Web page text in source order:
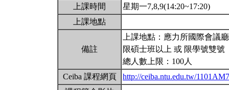
上課時間
星期一7,8,9(14:20~17:20)
上課地點
備註
上課地點：應力所國際會議
限碩士班以上 或 限學號雙號
總人數上限：100人
Ceiba 課程網頁
http://ceiba.ntu.edu.tw/